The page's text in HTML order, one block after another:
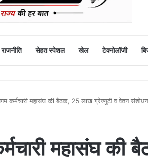
राजनीति सेहत स्पेशल खेल टेक्नोलॉजी
कर्मचारी महासंघ की बैठक, 25 लाख ग्रेज्युटी व वेतन
महासंघ